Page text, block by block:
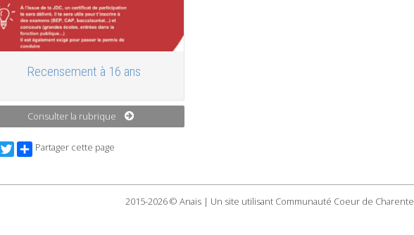
Recensement à 16 ans
Consulter la rubrique
FacebookTwitterPartager cette page
2015-2026 © Anais | Un site utilisant Communauté Coeur de Charente